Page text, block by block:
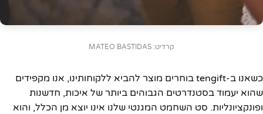
קרדיט: MATEO BASTIDAS
כשאנו ב-tengift בוחרים מוצר להביא ללקוחותינו, אנו מקפידים
שהוא יעמוד בסטנדרטים הגבוהים ביותר של איכות, חדשנות
ופונקציונליות. סט השחמט המגנטי שלנו אינו יוצא מן הכלל, והוא